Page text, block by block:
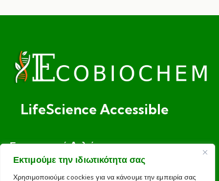
Εκτιμούμε την ιδιωτικότητα σας
Χρησιμοποιούμε coockies για να κάνουμε την εμπειρία σας
LifeScience Accessible
Ενημερωτικό Δελτίο
Το email σας